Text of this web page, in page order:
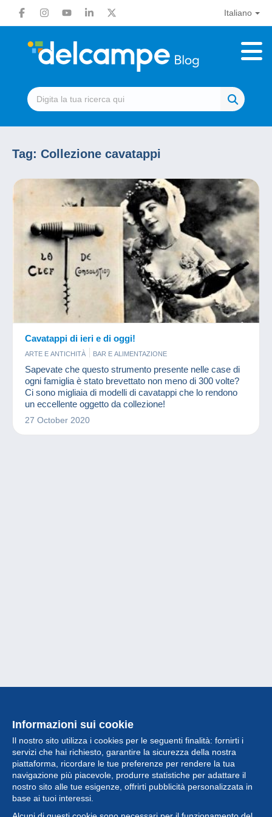
Italiano
Tag: Collezione cavatappi
Cavatappi di ieri e di oggi!
ARTE E ANTICHITÀ BAR E ALIMENTAZIONE
Sapevate che questo strumento presente nelle case di
ogni famiglia è stato brevettato non meno di 300 volte?
Ci sono migliaia di modelli di cavatappi che lo rendono
un eccellente oggetto da collezione!
27 October 2020
Informazioni sui cookie
Il nostro sito utilizza i cookies per le seguenti finalità: fornirti i
servizi che hai richiesto, garantire la sicurezza della nostra
piattaforma, ricordare le tue preferenze per rendere la tua
navigazione più piacevole, produrre statistiche per adattare il
nostro sito alle tue esigenze, offrirti pubblicità personalizzata in
base ai tuoi interessi.
Collezione